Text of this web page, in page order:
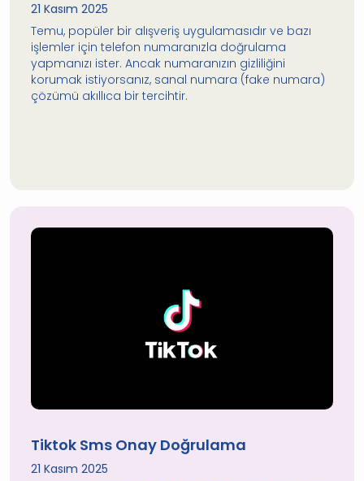
21 Kasım 2025
Temu, popüler bir alışveriş uygulamasıdır ve bazı
işlemler için telefon numaranızla doğrulama
yapmanızı ister. Ancak numaranızın gizliliğini
korumak istiyorsanız, sanal numara (fake numara)
çözümü akıllıca bir tercihtir.
Tiktok Sms Onay Doğrulama
21 Kasım 2025